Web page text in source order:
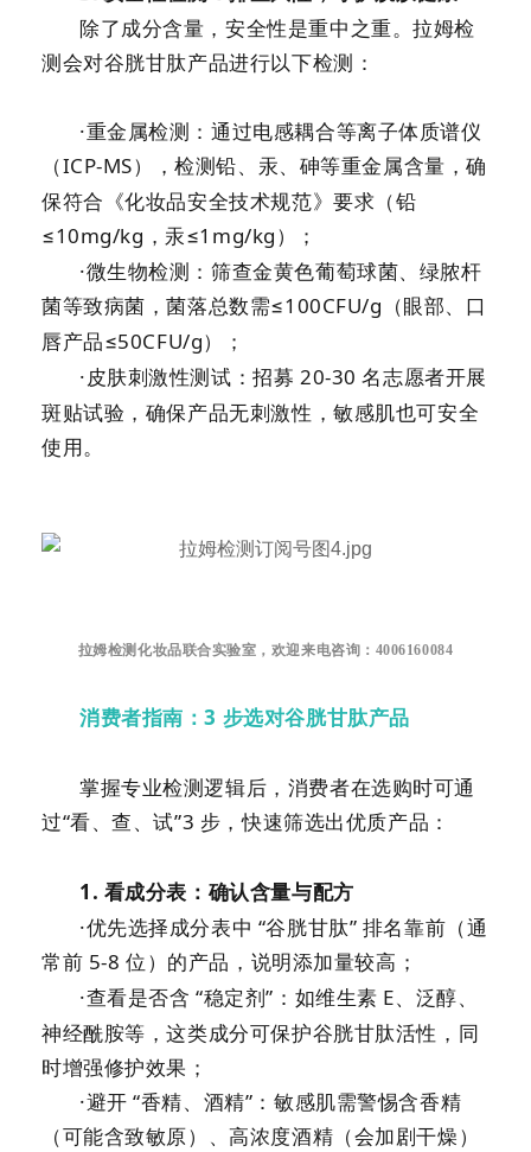
除了成分含量，安全性是重中之重。拉姆检
测会对谷胱甘肽产品进行以下检测：
·重金属检测：通过电感耦合等离子体质谱仪
（ICP-MS），检测铅、汞、砷等重金属含量，确
保符合《化妆品安全技术规范》要求（铅
≤10mg/kg ，汞≤1mg/kg）；
·微生物检测：筛查金黄色葡萄球菌、绿脓杆
菌等致病菌，菌落总数需≤100CFU/g （眼部、口
唇产品≤50CFU/g）；
·皮肤刺激性测试：招募 20-30名志愿者开展
斑贴试验，确保产品无刺激性，敏感肌也可安全
使用。
拉姆检测化妆品联合实验室，欢迎来电咨询：4006160084
消费者指南：3 步选对谷胱甘肽产品
掌握专业检测逻辑后，消费者在选购时可通
过“看、查、试”3 步，快速筛选出优质产品：
1. 看成分表：确认含量与配方
·优先选择成分表中 “谷胱甘肽” 排名靠前（通
常前 5-8位）的产品，说明添加量较高；
·查看是否含 “稳定剂”：如维生素 E、泛醇、
神经酰胺等，这类成分可保护谷胱甘肽活性，同
时增强修护效果；
·避开 “香精、酒精”：敏感肌需警惕含香精
（可能含致敏原）、高浓度酒精（会加剧干燥）